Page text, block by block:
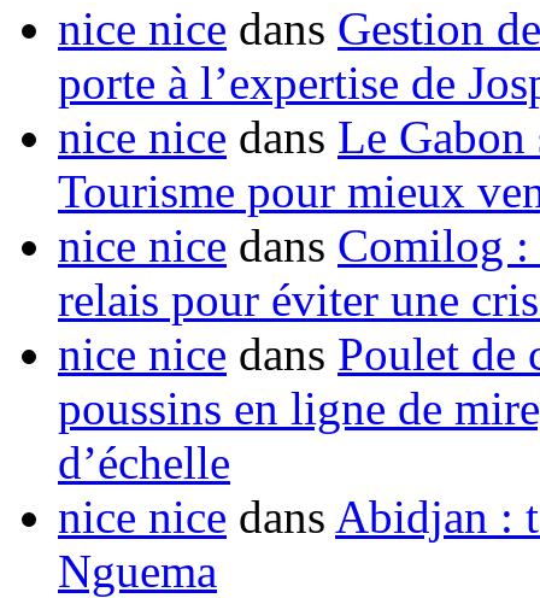
nice nice dans Gestion
porte à l’expertise de
nice nice dans Le Gabon
Tourisme pour mieux
nice nice dans Comilog :
relais pour éviter une
nice nice dans Poulet de
poussins en ligne de
d’échelle
nice nice dans Abidjan :
Nguema